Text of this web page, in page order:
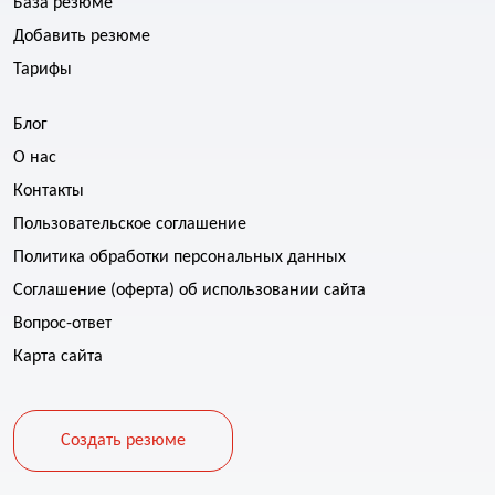
Добавить резюме
Тарифы
Блог
О нас
Контакты
Пользовательское соглашение
Политика обработки персональных данных
Соглашение (оферта) об использовании сайта
Вопрос-ответ
Карта сайта
Создать резюме